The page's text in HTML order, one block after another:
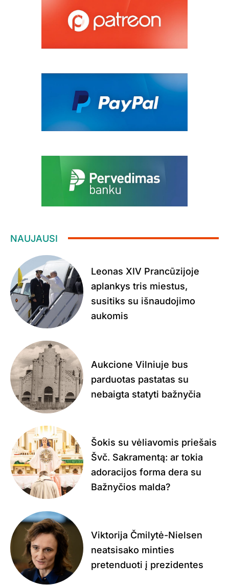
NAUJAUSI
Leonas XIV Prancūzijoje
aplankys tris miestus,
susitiks su išnaudojimo
aukomis
Aukcione Vilniuje bus
parduotas pastatas su
nebaigta statyti bažnyčia
Šokis su vėliavomis priešais
Švč. Sakramentą: ar tokia
adoracijos forma dera su
Bažnyčios malda?
Viktorija Čmilytė-Nielsen
neatsisako minties
pretenduoti į prezidentes